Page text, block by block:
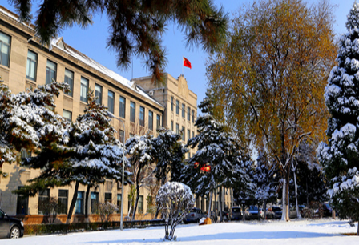
现任领导
领导致辞
联系方式
教 授
副教授
讲 师
实验技术人员
行政办公人员 学院办公室
学生工作办公室
课题组主页 宋溪明教授课题组
张向东教授课题组
张蕾教授课题组
分析测试中心
省、市平台 绿色合成
稀
辽宁省
辽宁省绿
高
沈阳市
研究院
辽宁大
辽